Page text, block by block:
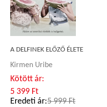
A DELFINEK ELŐZŐ ÉLETE
Kirmen Uribe
Kötött ár:
5 399 Ft
Eredeti ár:5 999 Ft